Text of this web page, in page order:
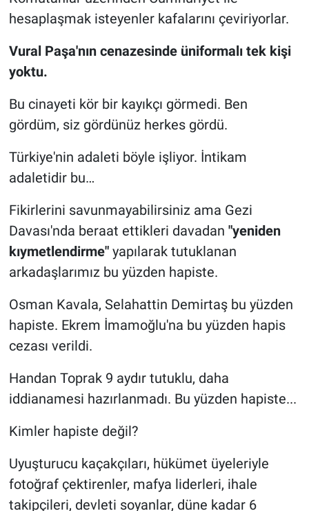
hesaplaşmak isteyenler kafalarını çeviriyorlar.
Vural Paşa'nın cenazesinde üniformalı tek kişi
yoktu.
Bu cinayeti kör bir kayıkçı görmedi. Ben
gördüm, siz gördünüz herkes gördü.
Türkiye'nin adaleti böyle işliyor. İntikam
adaletidir bu…
Fikirlerini savunmayabilirsiniz ama Gezi
Davası'nda beraat ettikleri davadan "yeniden
kıymetlendirme" yapılarak tutuklanan
arkadaşlarımız bu yüzden hapiste.
Osman Kavala, Selahattin Demirtaş bu yüzden
hapiste. Ekrem İmamoğlu'na bu yüzden hapis
cezası verildi.
Handan Toprak 9 aydır tutuklu, daha
iddianamesi hazırlanmadı. Bu yüzden hapiste...
Kimler hapiste değil?
Uyuşturucu kaçakçıları, hükümet üyeleriyle
fotoğraf çektirenler, mafya liderleri, ihale
takipçileri, devleti soyanlar, düne kadar 6